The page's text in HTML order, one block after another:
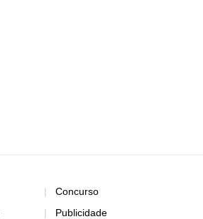
Concurso
Publicidade